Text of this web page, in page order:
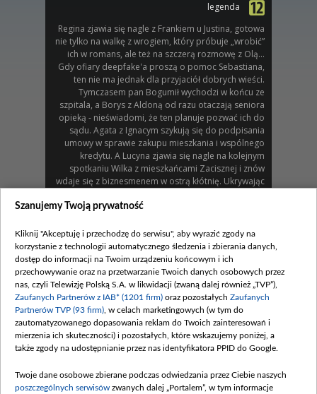
legenda
Regina zjawia się nagle z Frankiem u Justina, gotowa
nie tylko na walkę z wrogiem, który próbuje „wrobić”
ich w romans, ale też na szczerą rozmowę z Olą...
Gdy ofiary deepfake'a proszą o pomoc Sebastiana,
ten nie ma jednak dla przyjaciół dobrych wieści.
Tymczasem pan Bogumił wychodzi w końcu ze
szpitala, a Borys z Aldoną od razu otaczają seniora
opieką - nieświadomi, że ten planuje pozwać ich do
sądu. Agata z Ignacym szykują się do podpisania
umowy w sprawie zakupu mieszkania i wspólnego
kredytu. A Lucyna zjawia się nagle na kolejnym
spotkaniu Wilka z mieszkańcami Zacisznej i znów
wdaje się z biznesmenem w ostrą kłótnię. Ukrywając
synem i prowadząc wyjątkowo podstępną grę...
przyjaciół szaloną, romantyczną „niespodziankę” na
walentynki...
Zobacz również
Szanujemy Twoją prywatność
Kliknij "Akceptuję i przechodzę do serwisu", aby wyrazić zgody na
korzystanie z technologii automatycznego śledzenia i zbierania danych,
dostęp do informacji na Twoim urządzeniu końcowym i ich
przechowywanie oraz na przetwarzanie Twoich danych osobowych przez
nas, czyli Telewizję Polską S.A. w likwidacji (zwaną dalej również „TVP”),
Zaufanych Partnerów z IAB* (1201 firm) oraz pozostałych Zaufanych
Partnerów TVP (93 firm) , w celach marketingowych (w tym do
zautomatyzowanego dopasowania reklam do Twoich zainteresowań i
mierzenia ich skuteczności) i pozostałych, które wskazujemy poniżej, a
także zgody na udostępnianie przez nas identyfikatora PPID do Google.
Twoje dane osobowe zbierane podczas odwiedzania przez Ciebie naszych
poszczególnych serwisów zwanych dalej „Portalem”, w tym informacje